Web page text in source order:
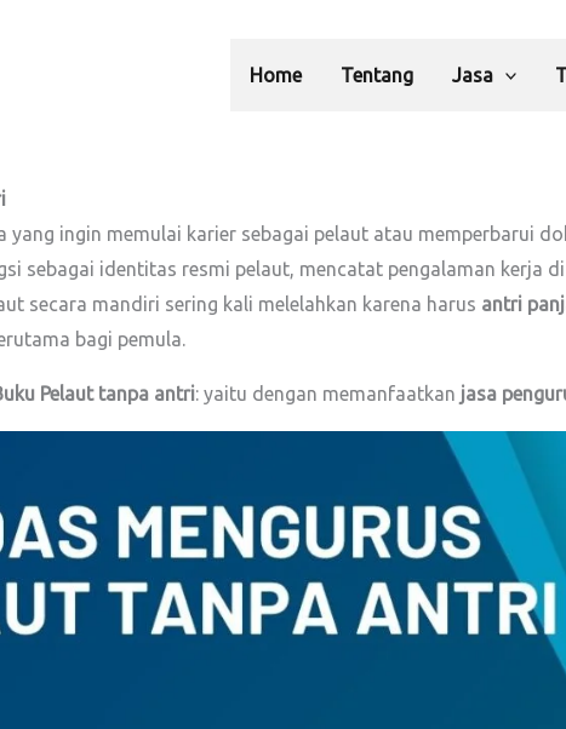
Home Tentang Jasa
yang ingin memulai karier sebagai pelaut atau memperbarui
sebagai identitas resmi pelaut, mencatat pengalaman kerja
secara mandiri sering kali melelahkan karena harus antri
bagi pemula.
Pelaut tanpa antri: yaitu dengan memanfaatkan jasa